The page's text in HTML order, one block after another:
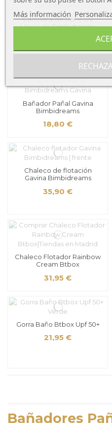
Camiseta de Baño UV
Hawai de Bimbidreams
Bañador Pañal Gavina
Bimbidreams
18,80 €
Chaleco de flotación
Gavina Bimbidreams
35,90 €
Chaleco Flotador Rainbow
Cream Btbox
31,95 €
Gorra Baño Btbox Upf 50+
21,95 €
Bañadores
Más información